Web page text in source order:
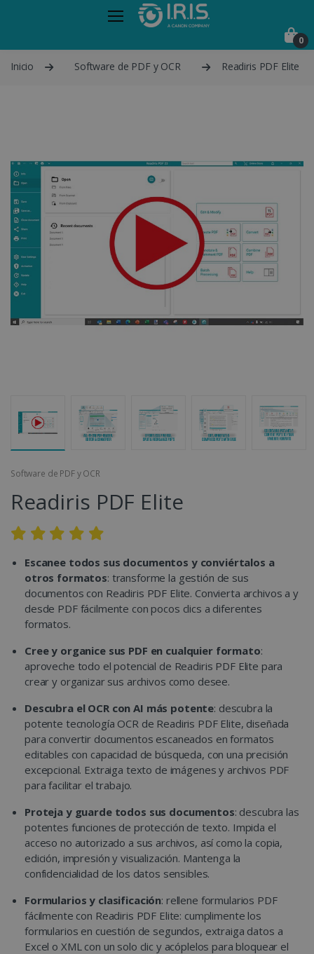
0
Inicio Software de PDF y OCR Readiris PDF Elite
Software de PDF y OCR
Readiris PDF Elite
Escanee todos sus documentos y conviértalos a
otros formatos: transforme la gestión de sus
documentos con Readiris PDF Elite. Convierta archivos a y
desde PDF fácilmente con pocos clics a diferentes
formatos.
Cree y organice sus PDF en cualquier formato:
aproveche todo el potencial de Readiris PDF Elite para
crear y organizar sus archivos como desee.
Descubra el OCR con AI más potente: descubra la
potente tecnología OCR de Readiris PDF Elite, diseñada
para convertir documentos escaneados en formatos
editables con capacidad de búsqueda, con una precisión
excepcional. Extraiga texto de imágenes y archivos PDF
para facilitar el trabajo.
Proteja y guarde todos sus documentos: descubra las
potentes funciones de protección de texto. Impida el
acceso no autorizado a sus archivos, así como la copia,
edición, impresión y visualización. Mantenga la
confidencialidad de los datos sensibles.
Formularios y clasificación: rellene formularios PDF
fácilmente con Readiris PDF Elite: cumplimente los
formularios en cuestión de segundos, extraiga datos a
Excel o XML con un solo clic y acóplelos para bloquear el